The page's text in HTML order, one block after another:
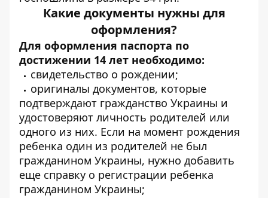
Какие документы нужны для
оформления?
Для оформления паспорта по
достижении 14 лет необходимо:
свидетельство о рождении;
оригиналы документов, которые
подтверждают гражданство Украины и
удостоверяют личность родителей или
одного из них. Если на момент рождения
ребенка один из родителей не был
гражданином Украины, нужно добавить
еще справку о регистрации ребенка
гражданином Украины;